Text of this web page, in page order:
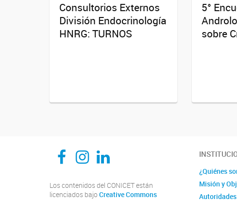
Consultorios Externos
División Endocrinología
HNRG: TURNOS
5°
sobre
CEDIE, Centro de Investigaciones Endocrinológicas Dr. César Bergadá
CEDIE, Centro de Investigaciones Endocrinológicas Dr. César Bergadá
CEDIE, Centro de Investigaciones Endocrinológicas Dr. César Bergadá
Los contenidos del CONICET están
licenciados bajo Creative Commons
¿Quiénes
Misión y
Autoridades